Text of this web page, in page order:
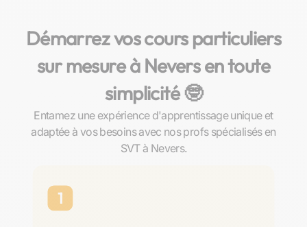
Démarrez vos cours particuliers
sur mesure à Nevers en toute
simplicité 🤓​
Entamez une expérience d'apprentissage unique et
adaptée à vos besoins avec nos profs spécialisés en
SVT à Nevers.
1